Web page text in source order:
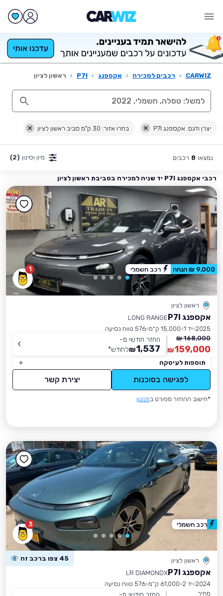
CARWIZ
› רכבים למכירה › אקספנג ›
P7I
› ראשון לציון
יצרן ודגם: אקספנג P7I בחרו אזור: 30 ק"מ סביב ראשון לציון
נמצאו 8 רכבים מיון וסינון (2)
רכבי אקספנג P7I יד שניה למכירה בסביבת ראשון לציון
1
ראשון לציון
אקספנג P7I
LONG RANGE
2025 יד 1 15,000 ק״מ
576 טווח נסיעה
168,000 ₪
159,000
₪
החזר חודשי מ-
1,537
₪לחודש*
תוספות לעיסקה
לפגישה בסוכנות יצירת קשר
*חישוב ההחזר מפורט בתקנון
9,000 ₪ הנחה רכב חשמלי
3
ראשון לציון 45 צפו ברכב זה
אקספנג P7I
LR DIAMONDX
2024 יד 2 61,000 ק״מ
576 טווח נסיעה
מחיר
רכב חשמלי